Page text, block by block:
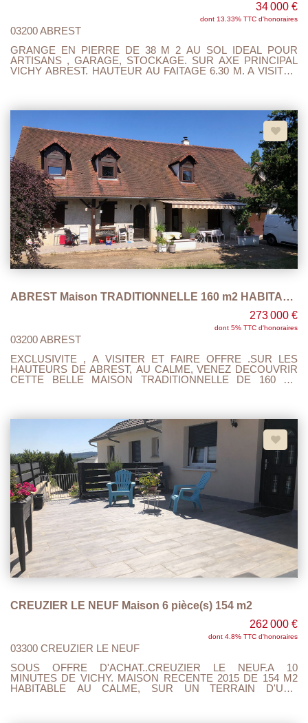
34 000 €
dont 13.33% TTC d'honoraires
03200 ABREST
GRANGE EN PIERRE DE 38 M 2 AU SOL IDEAL POUR
ARTISANS , GARAGE, STOCKAGE. SUR AXE PRINCIPAL
VICHY ABREST. HAUTEUR AU FAITAGE 6.30 M. A VISITER
ABREST Maison TRADITIONNELLE 160 m2 HABITABLE
273 000 €
dont 5% TTC d'honoraires
03200 ABREST
EXCLUSIVITE , A VISITER ET FAIRE OFFRE .SUR LES
HAUTEURS DE ABREST, AU CALME, VENEZ DECOUVRIR
CETTE BELLE MAISON TRADITIONNELLE DE 160 M2
BUANDERIE, GRENIERS, CAVE, 2 GARAGES, TERRASSE
COUVERTE , 1 CARPORT ATTENANT, MAISON ELEVEE
SUR VIDE SANITAIRE 80 CM, POELE A BOIS, TOUT A
L'EGOUT CONFORME, DPE : C et A. QUARTIER PRISE
(LES JACQUETS).
CREUZIER LE NEUF Maison 6 pièce(s) 154 m2
262 000 €
dont 4.8% TTC d'honoraires
03300 CREUZIER LE NEUF
SOUS OFFRE D'ACHAT..CREUZIER LE NEUF.A 10
MINUTES DE VICHY. MAISON RECENTE 2015 DE 154 M2
HABITABLE AU CALME, SUR UN TERRAIN D'UNE